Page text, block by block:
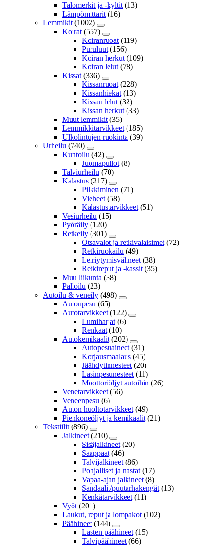
Talomerkit ja -kyltit (13)
Lämpömittarit (16)
Lemmikit (1002)
Koirat (557)
Koiranruoat (119)
Puruluut (156)
Koiran herkut (109)
Koiran lelut (78)
Kissat (336)
Kissanruoat (228)
Kissanhiekat (13)
Kissan lelut (32)
Kissan herkut (33)
Muut lemmikit (35)
Lemmikkitarvikkeet (185)
Ulkolintujen ruokinta (39)
Urheilu (740)
Kuntoilu (42)
Juomapullot (8)
Talviurheilu (70)
Kalastus (217)
Pilkkiminen (71)
Vieheet (58)
Kalastustarvikkeet (51)
Vesiurheilu (15)
Pyöräily (120)
Retkeily (301)
Otsavalot ja retkivalaisimet (72)
Retkiruokailu (49)
Leiriytymisvälineet (38)
Retkireput ja -kassit (35)
Muu liikunta (38)
Palloilu (23)
Autoilu & veneily (498)
Autonpesu (65)
Autotarvikkeet (122)
Lumiharjat (6)
Renkaat (10)
Autokemikaalit (202)
Autopesuaineet (31)
Korjausmaalaus (45)
Jäähdytinnesteet (20)
Lasinpesunesteet (11)
Moottoriöljyt autoihin (26)
Venetarvikkeet (56)
Veneenpesu (6)
Auton huoltotarvikkeet (49)
Pienkoneöljyt ja kemikaalit (21)
Tekstiilit (896)
Jalkineet (210)
Sisäjalkineet (20)
Saappaat (46)
Talvijalkineet (86)
Pohjalliset ja nastat (17)
Vapaa-ajan jalkineet (8)
Sandaalit/puutarhakengät (13)
Kenkätarvikkeet (11)
Vyöt (201)
Laukut, reput ja lompakot (102)
Päähineet (144)
Lasten päähineet (15)
Talvipäähineet (66)